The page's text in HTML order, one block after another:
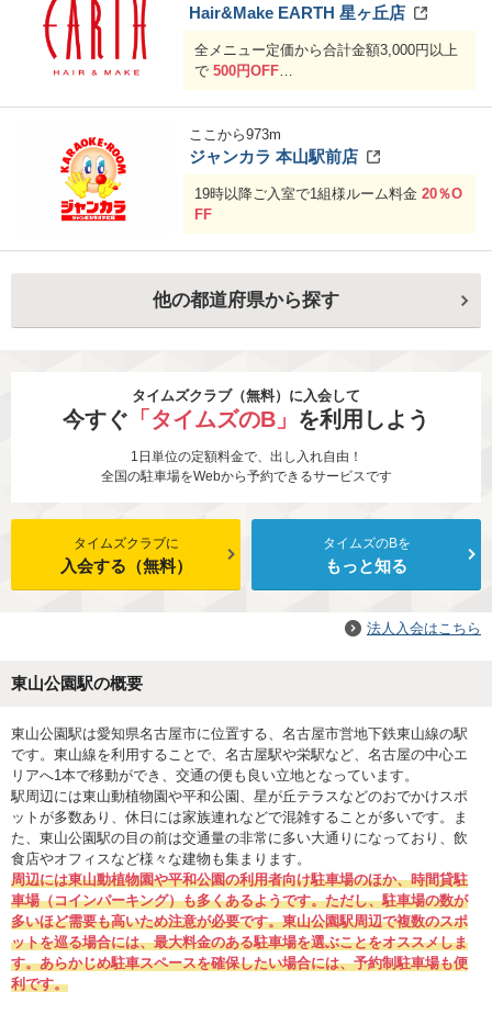
Hair&Make EARTH 星ヶ丘店
全メニュー定価から合計金額3,000円以上
で 500円OFF
ここから973m
ジャンカラ 本山駅前店
19時以降ご入室で1組様ルーム料金 20％O
FF
他の都道府県から探す
タイムズクラブ（無料）に入会して
今すぐ 「タイムズのB」 を利用しよう
1日単位の定額料金で、出し入れ自由！
全国の駐車場をWebから予約できるサービスです
タイムズクラブに
入会する（無料）
タイムズのBを
もっと知る
法人入会はこちら
東山公園駅の概要
東山公園駅は愛知県名古屋市に位置する、名古屋市営地下鉄東山線の駅
です。東山線を利用することで、名古屋駅や栄駅など、名古屋の中心エ
リアへ1本で移動ができ、交通の便も良い立地となっています。
駅周辺には東山動植物園や平和公園、星が丘テラスなどのおでかけスポ
ットが多数あり、休日には家族連れなどで混雑することが多いです。ま
た、東山公園駅の目の前は交通量の非常に多い大通りになっており、飲
食店やオフィスなど様々な建物も集まります。
周辺には東山動植物園や平和公園の利用者向け駐車場のほか、時間貸駐
車場（コインパーキング）も多くあるようです。ただし、駐車場の数が
多いほど需要も高いため注意が必要です。東山公園駅周辺で複数のスポ
ットを巡る場合には、最大料金のある駐車場を選ぶことをオススメしま
す。あらかじめ駐車スペースを確保したい場合には、予約制駐車場も便
利です。